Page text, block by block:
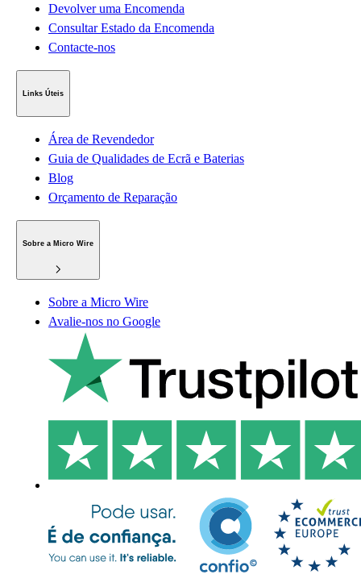
Devolver uma Encomenda
Consultar Estado da Encomenda
Contacte-nos
Links Úteis
Área de Revendedor
Guia de Qualidades de Ecrã e Baterias
Blog
Orçamento de Reparação
Sobre a Micro Wire
Sobre a Micro Wire
Avalie-nos no Google